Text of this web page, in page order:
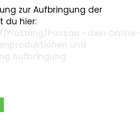
zur Aufbringung der
du hier: